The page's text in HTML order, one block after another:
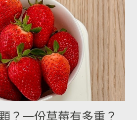
100g 蜂蜜 7g 22g 290g 沙拉油 4g
200g 奶油 4.5g 14g 205g 酥油 4g 13g
乳 6g 17.5g 240g 優格 5g 15g 210g 清
6g 80g 即溶咖啡 2g 6g 70g 葡萄乾 ----
的魔法廚房 ...
？一份草莓有多重？